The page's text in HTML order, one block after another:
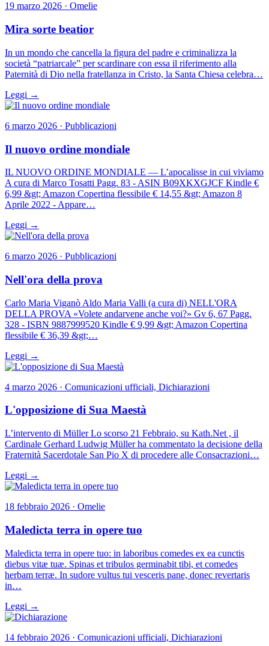
19 marzo 2026 · Omelie
Mira sorte beatior
In un mondo che cancella la figura del padre e criminalizza la
società “patriarcale” per scardinare con essa il riferimento alla
Paternità di Dio nella fratellanza in Cristo, la Santa Chiesa celebra…
Leggi →
6 marzo 2026 · Pubblicazioni
Il nuovo ordine mondiale
IL NUOVO ORDINE MONDIALE — L’apocalisse in cui viviamo
A cura di Marco Tosatti Pagg. 83 - ASIN B09XKXGJCF Kindle €
6,99 &gt; Amazon Copertina flessibile € 14,55 &gt; Amazon 8
Aprile 2022 - Appare…
Leggi →
6 marzo 2026 · Pubblicazioni
Nell'ora della prova
Carlo Maria Viganò Aldo Maria Valli (a cura di) NELL'ORA
DELLA PROVA «Volete andarvene anche voi?» Gv 6, 67 Pagg.
328 - ISBN 9887999520 Kindle € 9,99 &gt; Amazon Copertina
flessibile € 36,39 &gt;…
Leggi →
4 marzo 2026 · Comunicazioni ufficiali, Dichiarazioni
L'opposizione di Sua Maestà
L’intervento di Müller Lo scorso 21 Febbraio, su Kath.Net , il
Cardinale Gerhard Ludwig Müller ha commentato la decisione della
Fraternità Sacerdotale San Pio X di procedere alle Consacrazioni…
Leggi →
18 febbraio 2026 · Omelie
Maledicta terra in opere tuo
Maledicta terra in opere tuo: in laboribus comedes ex ea cunctis
diebus vitæ tuæ. Spinas et tribulos germinabit tibi, et comedes
herbam terræ. In sudore vultus tui vesceris pane, donec revertaris
in…
Leggi →
14 febbraio 2026 · Comunicazioni ufficiali, Dichiarazioni